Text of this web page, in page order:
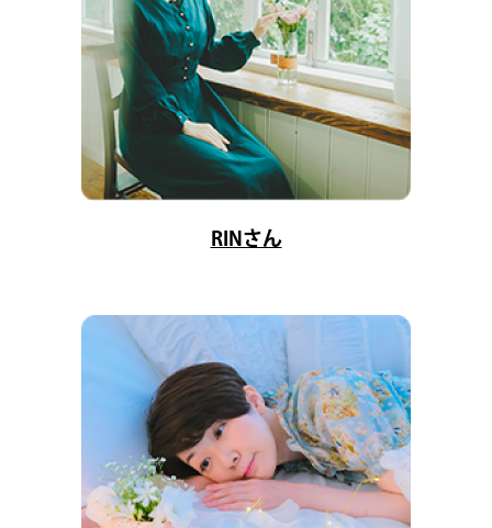
RINさん